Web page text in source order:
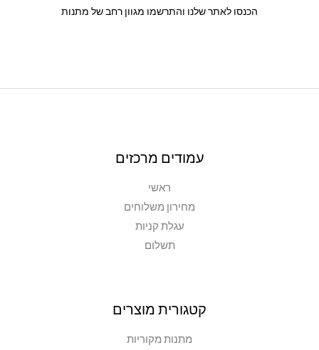
הכנסו לאתר שלנו והתרשמו מגוון רחב של מתנות
עמודים מרכזים
ראשי
מחירון משלוחים
עגלת קניות
תשלום
קטגורית מוצרים
מתנות מקוריות